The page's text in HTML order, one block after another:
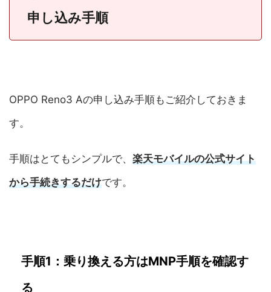
申し込み手順
OPPO Reno3 Aの申し込み手順もご紹介しておきま
す。
手順はとてもシンプルで、 楽天モバイルの公式サイト
から手続きするだけです。
手順1：乗り換える方はMNP手順を確認す
る